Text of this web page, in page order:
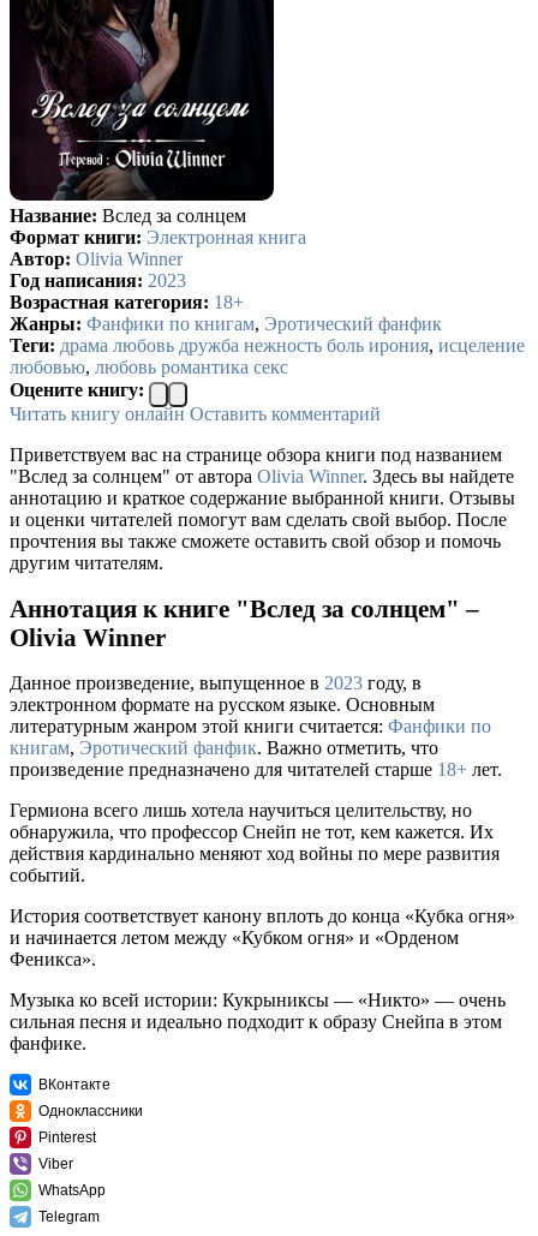
Название: Вслед за солнцем
Формат книги: Электронная книга
Автор: Olivia Winner
Год написания: 2023
Возрастная категория: 18+
Жанры: Фанфики по книгам, Эротический фанфик
Теги: драма любовь дружба нежность боль ирония, исцеление
любовью, любовь романтика секс
Оцените книгу:
Читать книгу онлайн Оставить комментарий
Приветствуем вас на странице обзора книги под названием
"Вслед за солнцем" от автора Olivia Winner. Здесь вы найдете
аннотацию и краткое содержание выбранной книги. Отзывы
и оценки читателей помогут вам сделать свой выбор. После
прочтения вы также сможете оставить свой обзор и помочь
другим читателям.
Аннотация к книге "Вслед за солнцем" –
Olivia Winner
Данное произведение, выпущенное в 2023 году, в
электронном формате на русском языке. Основным
литературным жанром этой книги считается: Фанфики по
книгам, Эротический фанфик. Важно отметить, что
произведение предназначено для читателей старше 18+ лет.
Гермиона всего лишь хотела научиться целительству, но
обнаружила, что профессор Снейп не тот, кем кажется. Их
действия кардинально меняют ход войны по мере развития
событий.
История соответствует канону вплоть до конца «Кубка огня»
и начинается летом между «Кубком огня» и «Орденом
Феникса».
Музыка ко всей истории: Кукрыниксы — «Никто» — очень
сильная песня и идеально подходит к образу Снейпа в этом
фанфике.
ВКонтакте
Одноклассники
Pinterest
Viber
WhatsApp
Telegram